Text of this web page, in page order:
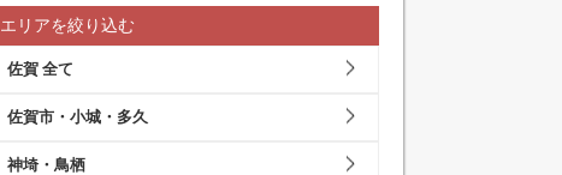
エリアを絞り込む
佐賀 全て
佐賀市・小城・多久
神埼・鳥栖